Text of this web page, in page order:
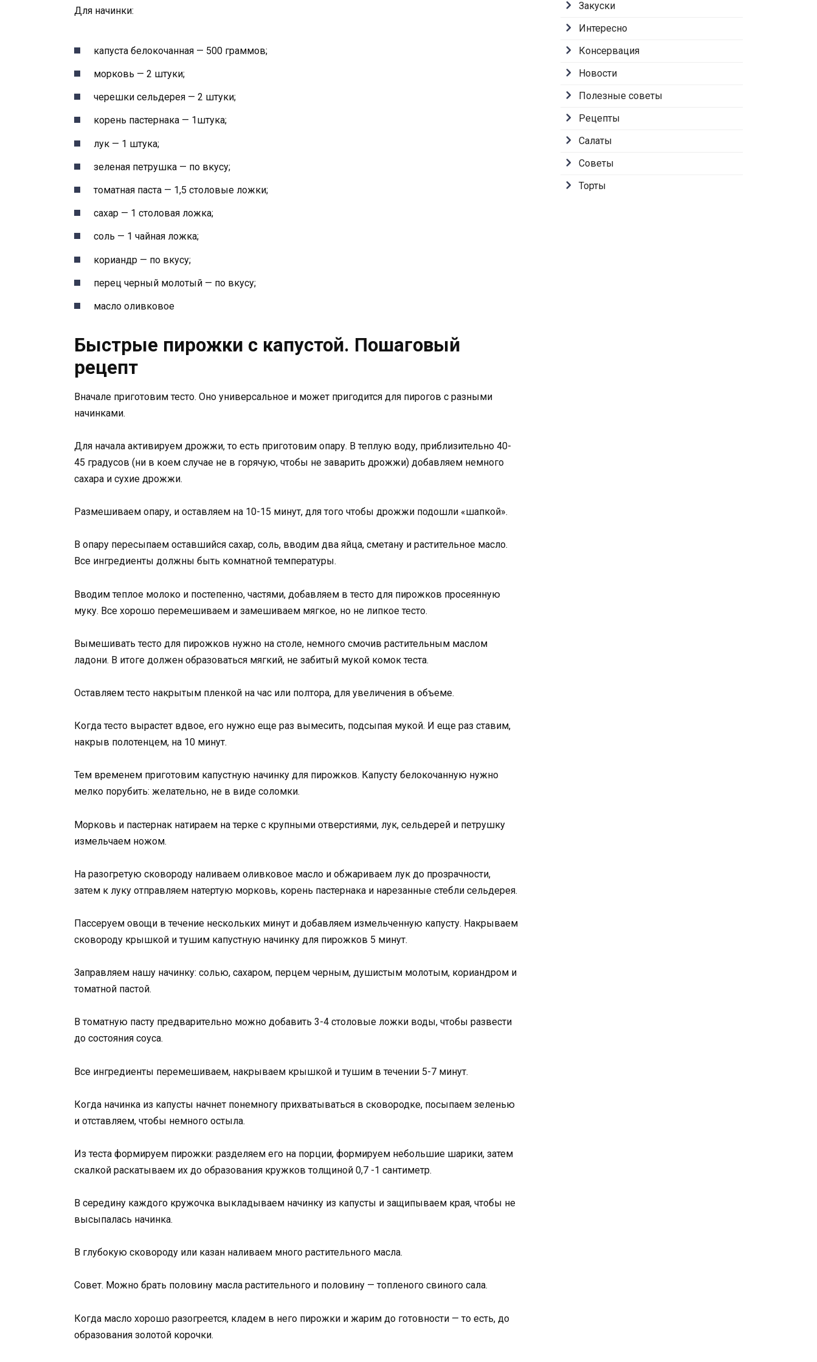
Для начинки:
капуста белокочанная — 500 граммов;
морковь — 2 штуки;
черешки сельдерея — 2 штуки;
корень пастернака — 1штука;
лук — 1 штука;
зеленая петрушка — по вкусу;
томатная паста — 1,5 столовые ложки;
сахар — 1 столовая ложка;
соль — 1 чайная ложка;
кориандр — по вкусу;
перец черный молотый — по вкусу;
масло оливковое
Быстрые пирожки с капустой. Пошаговый
рецепт
Вначале приготовим тесто. Оно универсальное и может пригодится для пирогов с разными
начинками.
Для начала активируем дрожжи, то есть приготовим опару. В теплую воду, приблизительно 40-
45 градусов (ни в коем случае не в горячую, чтобы не заварить дрожжи) добавляем немного
сахара и сухие дрожжи.
Размешиваем опару, и оставляем на 10-15 минут, для того чтобы дрожжи подошли «шапкой».
В опару пересыпаем оставшийся сахар, соль, вводим два яйца, сметану и растительное масло.
Все ингредиенты должны быть комнатной температуры.
Вводим теплое молоко и постепенно, частями, добавляем в тесто для пирожков просеянную
муку. Все хорошо перемешиваем и замешиваем мягкое, но не липкое тесто.
Вымешивать тесто для пирожков нужно на столе, немного смочив растительным маслом
ладони. В итоге должен образоваться мягкий, не забитый мукой комок теста.
Оставляем тесто накрытым пленкой на час или полтора, для увеличения в объеме.
Когда тесто вырастет вдвое, его нужно еще раз вымесить, подсыпая мукой. И еще раз ставим,
накрыв полотенцем, на 10 минут.
Тем временем приготовим капустную начинку для пирожков. Капусту белокочанную нужно
мелко порубить: желательно, не в виде соломки.
Морковь и пастернак натираем на терке с крупными отверстиями, лук, сельдерей и петрушку
измельчаем ножом.
На разогретую сковороду наливаем оливковое масло и обжариваем лук до прозрачности,
затем к луку отправляем натертую морковь, корень пастернака и нарезанные стебли сельдерея.
Пассеруем овощи в течение нескольких минут и добавляем измельченную капусту. Накрываем
сковороду крышкой и тушим капустную начинку для пирожков 5 минут.
Заправляем нашу начинку: солью, сахаром, перцем черным, душистым молотым, кориандром и
томатной пастой.
В томатную пасту предварительно можно добавить 3-4 столовые ложки воды, чтобы развести
до состояния соуса.
Все ингредиенты перемешиваем, накрываем крышкой и тушим в течении 5-7 минут.
Когда начинка из капусты начнет понемногу прихватываться в сковородке, посыпаем зеленью
и отставляем, чтобы немного остыла.
Из теста формируем пирожки: разделяем его на порции, формируем небольшие шарики, затем
скалкой раскатываем их до образования кружков толщиной 0,7 -1 сантиметр.
В середину каждого кружочка выкладываем начинку из капусты и защипываем края, чтобы не
высыпалась начинка.
В глубокую сковороду или казан наливаем много растительного масла.
Совет. Можно брать половину масла растительного и половину — топленого свиного сала.
Когда масло хорошо разогреется, кладем в него пирожки и жарим до готовности — то есть, до
образования золотой корочки.
Закуски
Интересно
Консервация
Новости
Полезные советы
Рецепты
Салаты
Советы
Торты